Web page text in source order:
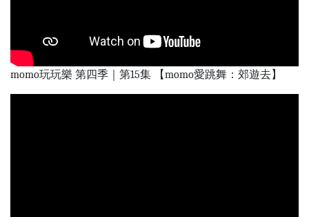
momo玩玩樂 第四季｜第15集 【momo愛跳舞：郊遊去】